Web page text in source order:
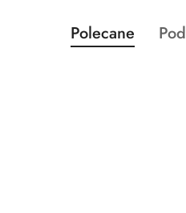
Pomiń karuzelę
Produkty
o
Polecane